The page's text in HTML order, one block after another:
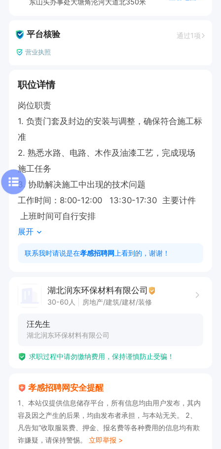
平台核验 通过1项
营业执照
职位详情
岗位职责
1. 负责门套及封边的安装与调整，确保符合施工标
准
2. 熟悉水路、电路、木作及油漆工艺，完成现场
施工任务
3. 协助解决施工中出现的技术问题
工作时间：8:00-12:00   13:30-17:30  主要计件
上班时间可自行安排
展开
联系我时请说是在孝感招聘网 上看到的，谢谢！
湖北润东环保材料有限公司
30-60人 房地产/建筑/建材/装修
汪先生
湖北润东环保材料有限公司
求职过程中请勿缴纳费用，保持谨慎防止受骗！
孝感招聘网安全提醒
1、本站仅提供信息储存平台，所有信息均由用户发布，其内
容及因之产生的后果，均由发布者承担，与本站无关。 2、
凡告知“收取服装费、押金、报名费等各种费用的信息均有欺
诈嫌疑，请保持警惕。 立即举报 >